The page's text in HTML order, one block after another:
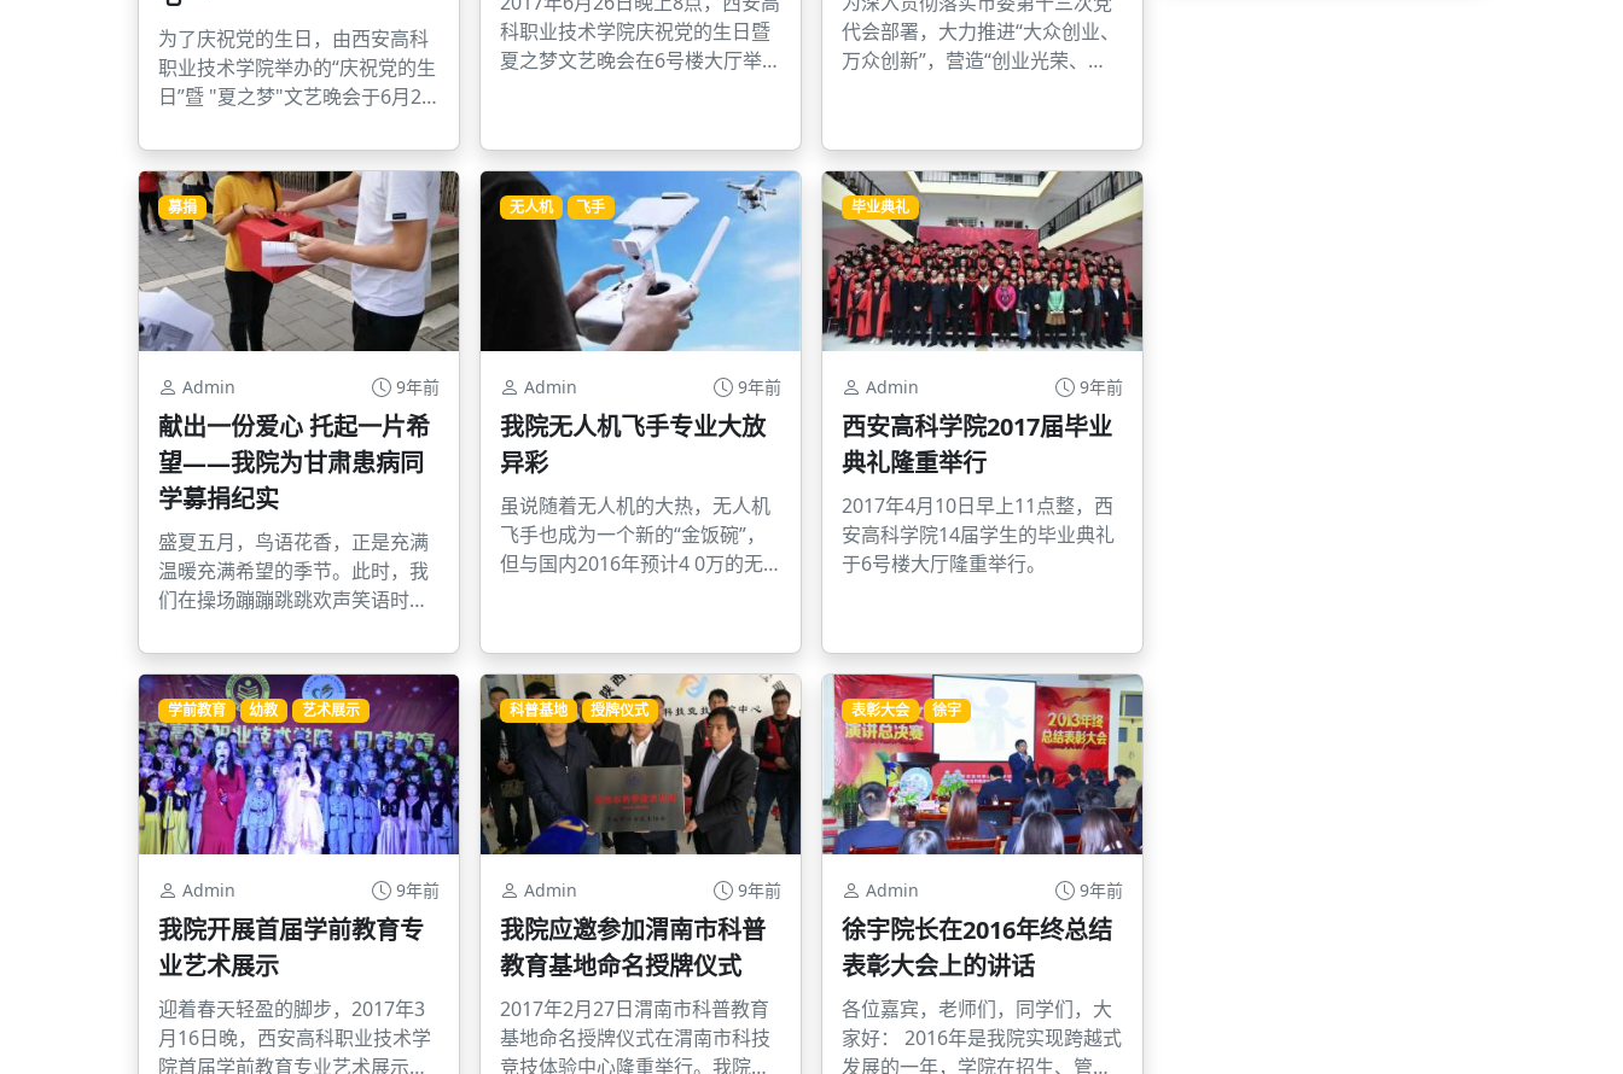
为了庆祝党的生日，由西安高科
职业技术学院举办的“庆祝党的生
日”暨 "夏之梦"文艺晚会于6月26
重举行。
科职业技术学院庆祝党的生日暨
夏之梦文艺晚会在6号楼大厅举
代会部署，大力推进“大众创业、
万众创新”，营造“创业光荣、鼓
情，提升创业带动就业能力，引
导更广泛的社会资源支持创业创
新，吸引优秀人才来大西安创
业，建设国家创业创新人才高
地。4月25日上午，由西安市人
民政府主办，西安市人力资源和
社会保障局、西安市科学技术局
承办的2017年“创业大西安”创业
大赛在西安市碑林区环大学创新
产业带管委会正式启动，大赛报
名端口同步开启。 西安市人社局
副局长王晓杰、西安市人才服务
中心主任巩军、西安市
募捐
Admin 9年前
献出一份爱心 托起一片希
望——我院为甘肃患病同
学募捐纪实
盛夏五月，鸟语花香，正是充满
温暖充满希望的季节。此时，我
们在操场蹦蹦跳跳欢声笑语时，
在怎样顽强的抵抗着病魔的侵
袭。当我们坐在宿舍玩着手机，
听着音乐，谈笑风生时，却不知
我们那可怜的同学张续春同学在
遭受着病魔怎样的折磨。
无人机 飞手
Admin 9年前
我院无人机飞手专业大放
异彩
虽说随着无人机的大热，无人机
飞手也成为一个新的“金饭碗”，
但与国内2016年预计4 0万的无
毕业典礼
Admin 9年前
西安高科学院2017届毕业
典礼隆重举行
2017年4月10日早上11点整，西
安高科学院14届学生的毕业典礼
于6号楼大厅隆重举行。
学前教育 幼教 艺术展示
Admin 9年前
我院开展首届学前教育专
业艺术展示
迎着春天轻盈的脚步，2017年3
月16日晚，西安高科职业技术学
院首届学前教育专业艺术展示在6
科普基地 授牌仪式
Admin 9年前
我院应邀参加渭南市科普
教育基地命名授牌仪式
2017年2月27日渭南市科普教育
基地命名授牌仪式在渭南市科技
竞技体验中心隆重举行。我院徐
表彰大会 徐宇
Admin 9年前
徐宇院长在2016年终总结
表彰大会上的讲话
各位嘉宾，老师们，同学们，大
家好： 2016年是我院实现跨越式
发展的一年，学院在招生、管